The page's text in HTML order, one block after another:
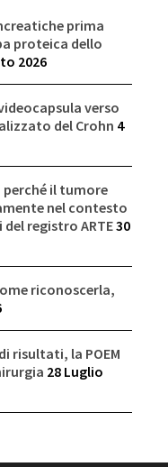
prima
proteica dello
2026
verso
del Crohn 4
perché il tumore
nel contesto
registro ARTE30
riconoscerla,
risultati, la POEM
28 Luglio